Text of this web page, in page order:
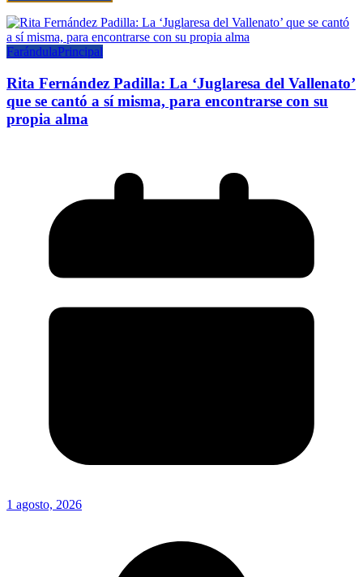
FarándulaPrincipal
Rita Fernández Padilla: La ‘Juglaresa del Vallenato’
que se cantó a sí misma, para encontrarse con su
propia alma
1 agosto, 2026